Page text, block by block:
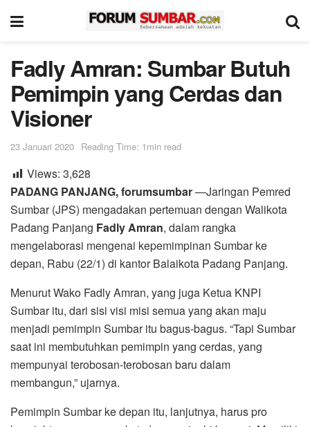
Fadly Amran: Sumbar Butuh
Pemimpin yang Cerdas dan
Visioner
23 Januari 2020 Reading Time: 1min read
Views: 3,628
PADANG PANJANG, forumsumbar—Jaringan Pemred
Sumbar (JPS) mengadakan pertemuan dengan Walikota
Padang Panjang Fadly Amran, dalam rangka
mengelaborasi mengenai kepemimpinan Sumbar ke
depan, Rabu (22/1) di kantor Balaikota Padang Panjang.
Menurut Wako Fadly Amran, yang juga Ketua KNPI
Sumbar itu, dari sisi visi misi semua yang akan maju
menjadi pemimpin Sumbar itu bagus-bagus. “Tapi Sumbar
saat ini membutuhkan pemimpin yang cerdas, yang
mempunyai terobosan-terobosan baru dalam
membangun,” ujarnya.
Pemimpin Sumbar ke depan itu, lanjutnya, harus pro